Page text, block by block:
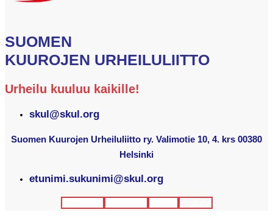
SUOMEN
KUUROJEN URHEILULIITTO
Urheilu kuuluu kaikille!
skul@skul.org
Suomen Kuurojen Urheiluliitto ry. Valimotie 10, 4. krs 00380
Helsinki
etunimi.sukunimi@skul.org